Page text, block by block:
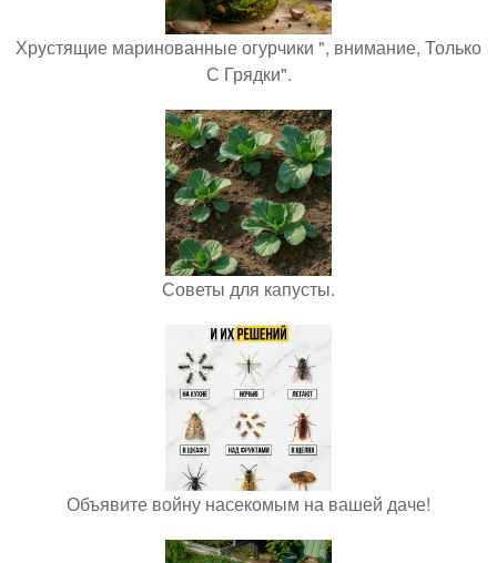
Хрустящие маринованные огурчики ", внимание, Только
С Грядки".
Советы для капусты.
Объявите войну насекомым на вашей даче!